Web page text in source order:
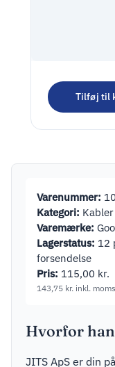
Club 3D
7200H
DisplayPort
til HDMI
450,00
562,50kr.
Tilføj til
Varenummer:
Kategori:
Varemærke:
Lagerstatus: 12
forsendelse
Pris: 115,00 kr.
143,75 kr. inkl. moms
Hvorfor
JITS ApS er din